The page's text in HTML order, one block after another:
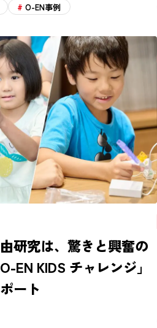
O-EN事例
研究は、驚きと興奮の
EN KIDS チャレンジ」
ート